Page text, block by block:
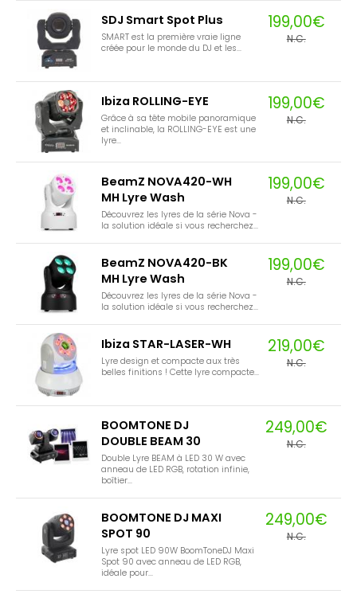
SDJ Smart Spot Plus
SMART est la première vraie ligne
créée pour le monde du DJ et les...
199,00€
N.C.
Ibiza ROLLING-EYE
Grâce à sa tête mobile panoramique
et inclinable, la ROLLING-EYE est une
lyre...
199,00€
N.C.
BeamZ NOVA420-WH
MH Lyre Wash
Découvrez les lyres de la série Nova -
la solution idéale si vous recherchez...
199,00€
N.C.
BeamZ NOVA420-BK
MH Lyre Wash
Découvrez les lyres de la série Nova -
la solution idéale si vous recherchez...
199,00€
N.C.
Ibiza STAR-LASER-WH
Lyre design et compacte aux très
belles finitions ! Cette lyre compacte...
219,00€
N.C.
BOOMTONE DJ
DOUBLE BEAM 30
Double Lyre BEAM à LED 30 W avec
anneau de LED RGB, rotation infinie,
boîtier...
249,00€
N.C.
BOOMTONE DJ MAXI
SPOT 90
Lyre spot LED 90W BoomToneDJ Maxi
Spot 90 avec anneau de LED RGB,
idéale pour...
249,00€
N.C.